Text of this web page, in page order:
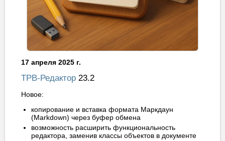
17 апреля 2025 г.
ТРВ-Редактор 23.2
Новое:
копирование и вставка формата Маркдаун
(Markdown) через буфер обмена
возможность расширить функциональность
редактора, заменив классы объектов в документе